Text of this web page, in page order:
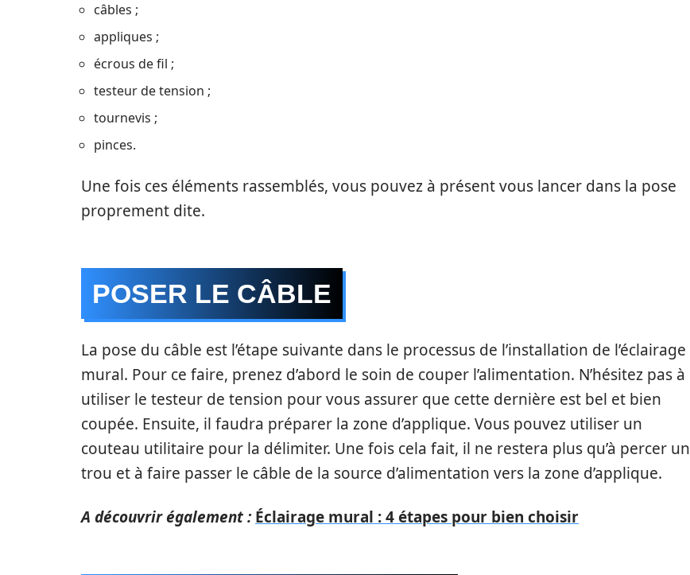
câbles ;
appliques ;
écrous de fil ;
testeur de tension ;
tournevis ;
pinces.
Une fois ces éléments rassemblés, vous pouvez à présent vous lancer dans la pose
proprement dite.
POSER LE CÂBLE
La pose du câble est l’étape suivante dans le processus de l’installation de l’éclairage
mural. Pour ce faire, prenez d’abord le soin de couper l’alimentation. N’hésitez pas à
utiliser le testeur de tension pour vous assurer que cette dernière est bel et bien
coupée. Ensuite, il faudra préparer la zone d’applique. Vous pouvez utiliser un
couteau utilitaire pour la délimiter. Une fois cela fait, il ne restera plus qu’à percer un
trou et à faire passer le câble de la source d’alimentation vers la zone d’applique.
A découvrir également : Éclairage mural : 4 étapes pour bien choisir